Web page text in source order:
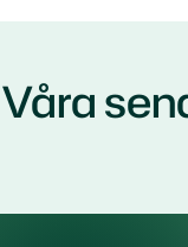
Våra